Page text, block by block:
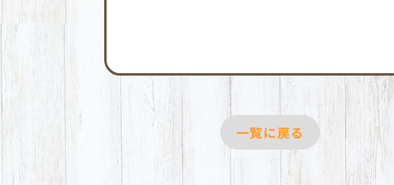
一覧に戻る